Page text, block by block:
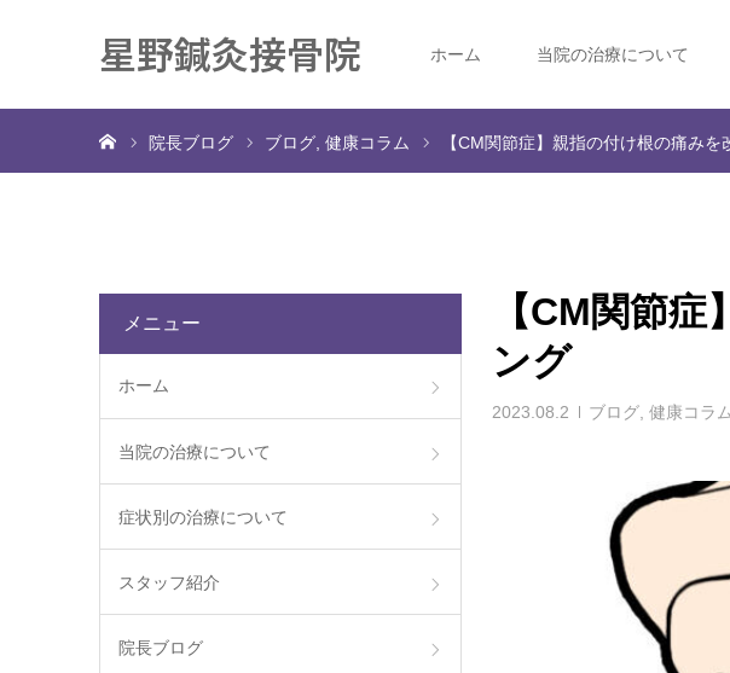
星野鍼灸接骨院 ホーム 当院の治療について
院長ブログ ブログ 健康コラム 【CM関節症】親指の付け根の痛み
【CM関節
ング
2023.08.2 ブログ 健康コラム
メニュー
ホーム
当院の治療について
症状別の治療について
スタッフ紹介
院長ブログ